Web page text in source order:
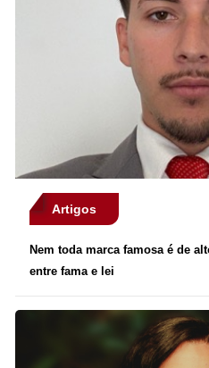
Artigos
Nem toda marca famosa é de
entre fama e lei